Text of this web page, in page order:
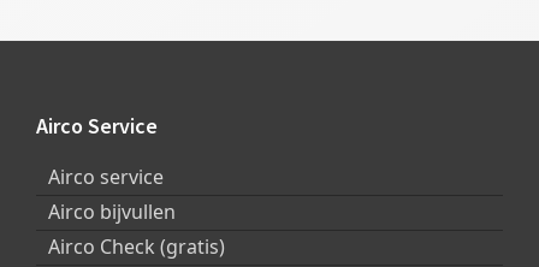
Footer
Airco Service
Airco service
Airco bijvullen
Airco Check (gratis)